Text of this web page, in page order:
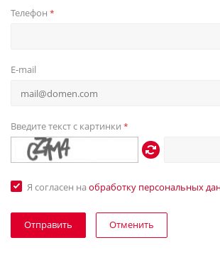
Телефон *
E-mail
Введите текст с картинки *
Я согласен на обработку персональных
Отменить